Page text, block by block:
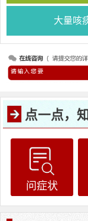
大量咳
点一点，
问症状